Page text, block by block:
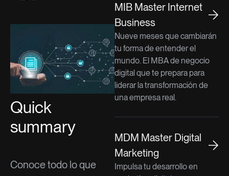
Quick
summary
Conoce todo lo que
MIB Master Internet
Business
Nueve meses que cambiarán
tu forma de entender el
mundo. El MBA de negocio
digital que te prepara para
liderar la transformación de
una empresa real.
MDM Master Digital
Marketing
Impulsa tu desarrollo en